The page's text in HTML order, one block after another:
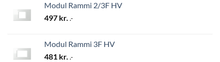
Modul Rammi 2/3F HV
497 kr. .-
Modul Rammi 3F HV
481 kr. .-